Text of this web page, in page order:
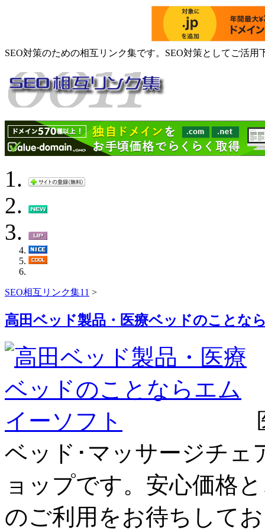
SEO対策のための相互リンク集です。SEO対策としてご活用
SEO相互リンク集11 >
高田ベッド製品・医療ベッドのことな
ベッド･マッサージチェ
ョップです。安心価格
のご利用をお待ちして